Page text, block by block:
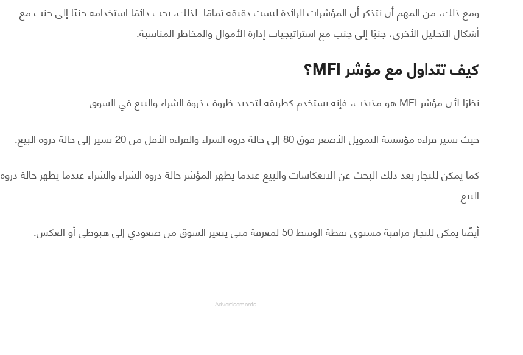
ومع ذلك، من المهم أن نتذكر أن المؤشرات الرائدة ليست دقيقة تمامًا. لذلك، يجب دائمًا استخدامه جنبًا إلى جنب مع
أشكال التحليل الأخرى، جنبًا إلى جنب مع استراتيجيات إدارة الأموال والمخاطر المناسبة.
كيف تتداول مع مؤشر MFI؟
نظرًا لأن مؤشر MFI هو مذبذب، فإنه يستخدم كطريقة لتحديد ظروف ذروة الشراء والبيع في السوق.
حيث تشير قراءة مؤسسة التمويل الأصغر فوق 80 إلى حالة ذروة الشراء والقراءة الأقل من 20 تشير إلى حالة ذروة البيع.
كما يمكن للتجار بعد ذلك البحث عن الانعكاسات والبيع عندما يظهر المؤشر حالة ذروة الشراء والشراء عندما يظهر حالة ذروة
البيع.
أيضًا يمكن للتجار مراقبة مستوى نقطة الوسط 50 لمعرفة متى يتغير السوق من صعودي إلى هبوطي أو العكس.
Advertisements